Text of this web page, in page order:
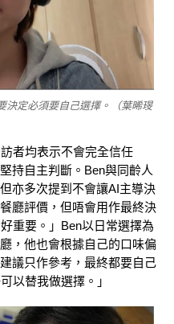
決定必須要自己選擇。（葉晞琝
者均表示不會完全信任
持自主判斷。Ben與同齡人
亦多次提到不會讓AI主導決
廳評價，但唔會用作最終決
重要。」Ben以日常選擇為
，他也會根據自己的口味偏
議只作參考，最終都要自己
以替我做選擇。」